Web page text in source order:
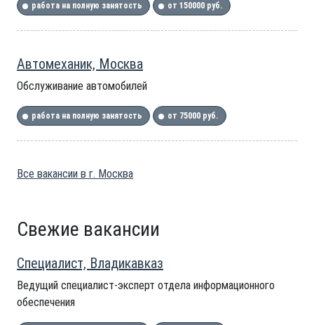
работа на полную занятость от 150000 руб.
Автомеханик, Москва
Обслуживание автомобилей
работа на полную занятость от 75000 руб.
Все вакансии в г. Москва
Свежие вакансии
Специалист, Владикавказ
Ведущий специалист-эксперт отдела информационного
обеспечения